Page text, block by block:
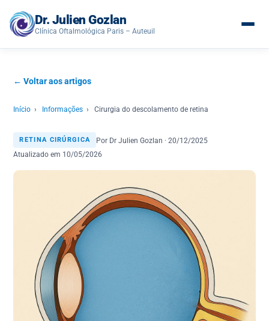
Dr. Julien Gozlan
Clínica Oftalmológica Paris – Auteuil
← Voltar aos artigos
Início › Informações › Cirurgia do descolamento de retina
RETINA CIRÚRGICA
Por Dr Julien Gozlan · 20/12/2025
Atualizado em 10/05/2026